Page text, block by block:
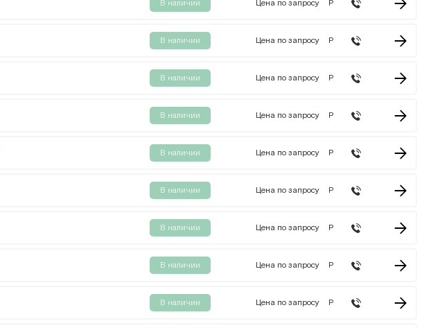
В наличии Цена по запросу Р
В наличии Цена по запросу Р
В наличии Цена по запросу Р
В наличии Цена по запросу Р
В наличии Цена по запросу Р
В наличии Цена по запросу Р
В наличии Цена по запросу Р
В наличии Цена по запросу Р
В наличии Цена по запросу Р